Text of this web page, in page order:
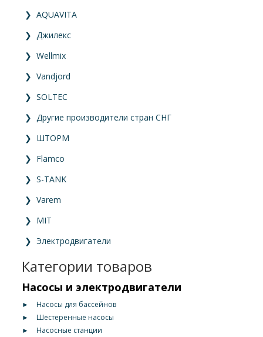
❯ AQUAVITA
❯ Джилекс
❯ Wellmix
❯ Vandjord
❯ SOLTEC
❯ Другие производители стран СНГ
❯ ШТОРМ
❯ Flamco
❯ S-TANK
❯ Varem
❯ MIT
❯ Электродвигатели
Категории товаров
Насосы и электродвигатели
►
Насосы для бассейнов
►
Шестеренные насосы
►
Насосные станции